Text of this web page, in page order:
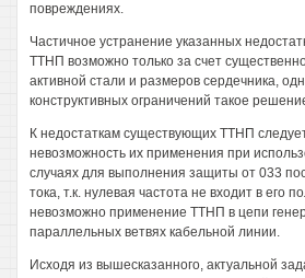
повреждениях.
Частичное устранение указанных
ТТНП возможно только за счет
активной стали и размеров сердечника,
конструктивных ограничений такое
К недостаткам существующих ТТНП
невозможность их применения при
случаях для выполнения защиты от 033
тока, т.к. нулевая частота не входит в его
невозможно применение ТТНП в цепи
параллельных ветвях кабельной линии.
Исходя из вышесказанного, актуальной